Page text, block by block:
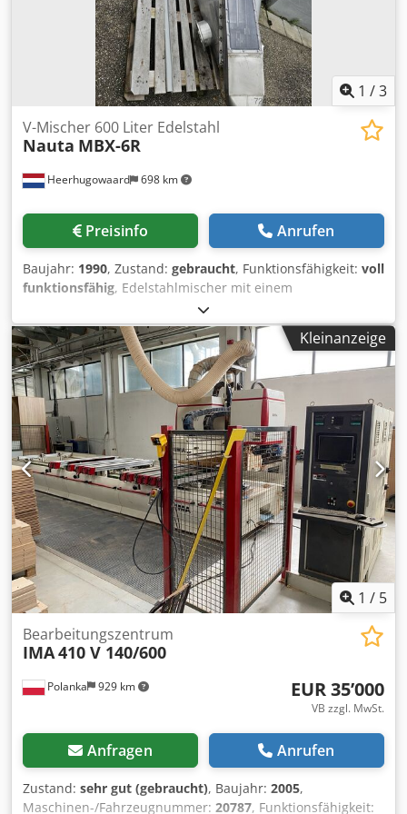
1 /3
Heerhugowaard 698 km
V-Mischer 600 Liter Edelstahl
Nauta MBX-6R
Preisinfo Anrufen
Baujahr: 1990, Zustand: gebraucht, Funktionsfähigkeit: voll
funktionsfähig, Edelstahlmischer mit einem
Fassungsvermögen von 600 Litern oder 1.500 kg
Füllgewicht. Öffnung im Deckel mit Gitter und Möglichkeit
zur Staubabsaugung. Antrieb der Mischschnecke: 5,5 kW.
Schwenkarm-Antrieb: 1,5 kW. Der Mischer ist nicht
generalüberholt, kann aber im laufenden Betrieb
besichtigt werden. Eine Überholung kann auf Anfrage
angeboten werden. Edelstahl-pneumatischer
Seitenauslauf, Schwenkarm, Mischschnecke, Kessel und
Deckel. Csdpsyxc Axsfx Agdorf
Kleinanzeige
1 / 5
Polanka 929 km
Bearbeitungszentrum
IMA410 V 140/600
EUR 35’000
VB zzgl. MwSt.
Anfragen Anrufen
Zustand: sehr gut (gebraucht), Baujahr: 2005,
Maschinen-/Fahrzeugnummer: 20787, Funktionsfähigkeit: